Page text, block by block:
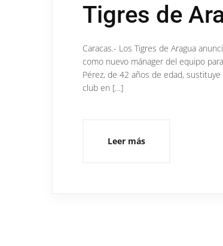
Tigres de
Caracas.- Los Tigres de Aragua
como nuevo mánager del equipo
Pérez, de 42 años de edad,
club en […]
Leer más